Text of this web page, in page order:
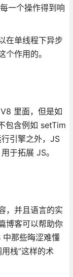
一个操作得到响
在单线程下异步
作用的。
里面，但是如
包含例如 setTim
引擎之外，JS
于拓展 JS。
，并且语言的实
博客可以帮助你
那些晦涩难懂
栈”这样的术